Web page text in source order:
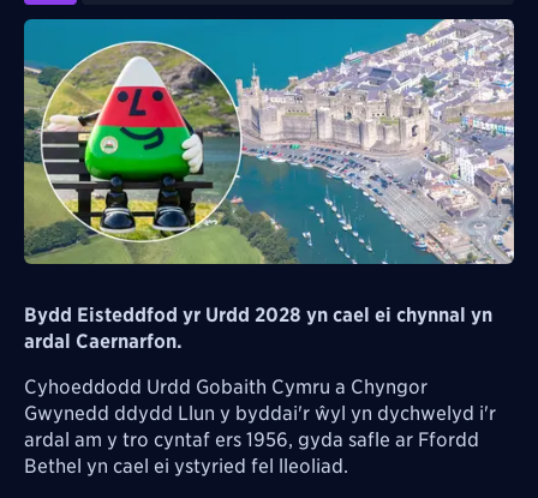
Bydd Eisteddfod yr Urdd 2028 yn cael ei chynnal yn
ardal Caernarfon.
Cyhoeddodd Urdd Gobaith Cymru a Chyngor
Gwynedd ddydd Llun y byddai'r ŵyl yn dychwelyd i'r
ardal am y tro cyntaf ers 1956, gyda safle ar Ffordd
Bethel yn cael ei ystyried fel lleoliad.